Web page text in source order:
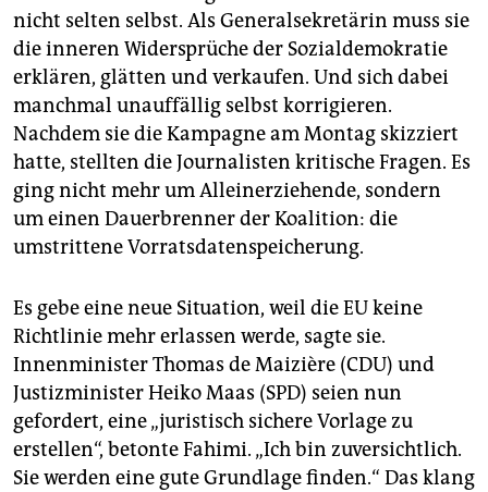
nicht selten selbst. Als Generalsekretärin muss sie
die inneren Widersprüche der Sozialdemokratie
erklären, glätten und verkaufen. Und sich dabei
manchmal unauffällig selbst korrigieren.
Nachdem sie die Kampagne am Montag skizziert
hatte, stellten die Journalisten kritische Fragen. Es
ging nicht mehr um Alleinerziehende, sondern
um einen Dauerbrenner der Koalition: die
umstrittene Vorratsdatenspeicherung.
Es gebe eine neue Situation, weil die EU keine
Richtlinie mehr erlassen werde, sagte sie.
Innenminister Thomas de Maizière (CDU) und
Justizminister Heiko Maas (SPD) seien nun
gefordert, eine „juristisch sichere Vorlage zu
erstellen“, betonte Fahimi. „Ich bin zuversichtlich.
Sie werden eine gute Grundlage finden.“ Das klang